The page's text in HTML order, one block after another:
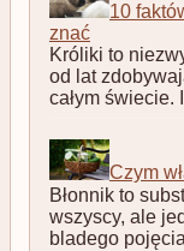
10
znać
Króliki to
od lat
całym świecie.
Czym
Błonnik to
wszyscy, ale
bladego